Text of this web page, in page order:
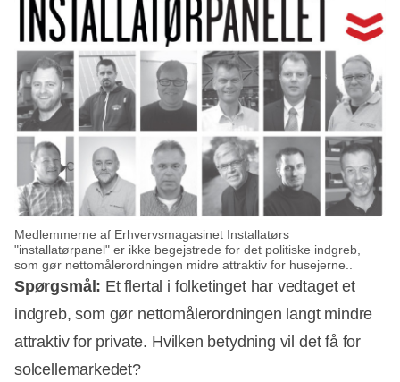
Medlemmerne af Erhvervsmagasinet Installatørs
"installatørpanel" er ikke begejstrede for det politiske indgreb,
som gør nettomålerordningen midre attraktiv for husejerne..
Spørgsmål: Et flertal i folketinget har vedtaget et
indgreb, som gør nettomålerordningen langt mindre
attraktiv for private. Hvilken betydning vil det få for
solcellemarkedet?